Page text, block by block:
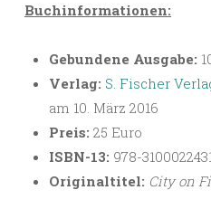
Buchinformationen:
Gebundene Ausgabe:
Verlag: S. Fischer
am 10. März 2016
Preis: 25 Euro
ISBN-13: 978-
Originaltitel: City on